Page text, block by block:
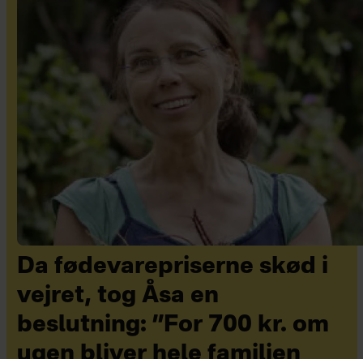
Da fødevarepriserne skød i
vejret, tog Åsa en
beslutning: ”For 700 kr. om
ugen bliver hele familien